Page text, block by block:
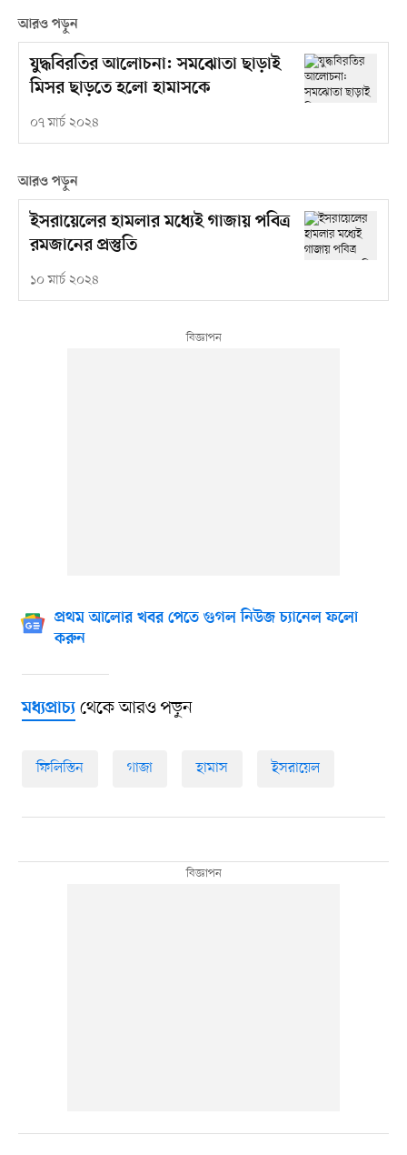
আরও পড়ুন
যুদ্ধবিরতির আলোচনা: সমঝোতা ছাড়াই
মিসর ছাড়তে হলো হামাসকে
০৭ মার্চ ২০২৪
আরও পড়ুন
ইসরায়েলের হামলার মধ্যেই গাজায় পবিত্র
রমজানের প্রস্তুতি
১০ মার্চ ২০২৪
প্রথম আলোর খবর পেতে গুগল নিউজ চ্যানেল ফলো
করুন
মধ্যপ্রাচ্যথেকে আরও পড়ুন
ফিলিস্তিন গাজা হামাস ইসরায়েল